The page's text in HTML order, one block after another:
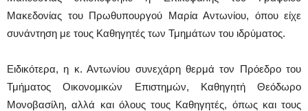
Μακεδονίας του Πρωθυπουργού Μαρία Αντωνίου, όπου είχε
συνάντηση με τους Καθηγητές των Τμημάτων του ιδρύματος.
Ειδικότερα, η κ. Αντωνίου συνεχάρη θερμά τον Πρόεδρο του
Τμήματος Οικονομικών Επιστημών, Καθηγητή Θεόδωρο
Μονοβασίλη, αλλά και όλους τους Καθηγητές, όπως και τους